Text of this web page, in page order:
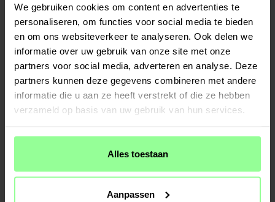
We gebruiken cookies om content en advertenties te
personaliseren, om functies voor social media te bieden
en om ons websiteverkeer te analyseren. Ook delen we
informatie over uw gebruik van onze site met onze
partners voor social media, adverteren en analyse. Deze
partners kunnen deze gegevens combineren met andere
informatie die u aan ze heeft verstrekt of die ze hebben
verzameld op basis van uw gebruik van hun services.
Alles toestaan
Aanpassen
Op voorraad Op voorraad
2-pack Hoofdborstels - geschikt voor